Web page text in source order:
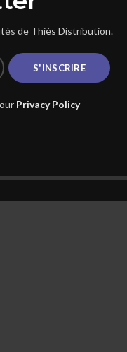
de Thiès Distribution.
Privacy Policy